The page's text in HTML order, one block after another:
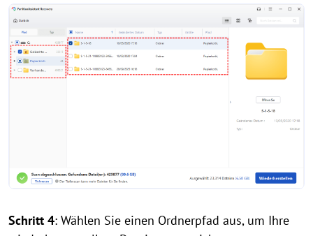
Schritt 4: Wählen Sie einen Ordnerpfad aus, um Ihre